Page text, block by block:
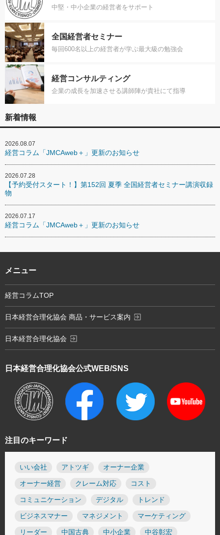
中堅・中小企業の経営者をサポート
全国経営者セミナー
毎回600名以上の経営者が学ぶ最大級の勉強会
経営コンサルティング
企業の成長を加速させる講師陣が貴社にて指導
新着情報
2026.08.07
経営コラム「JMCAweb＋」更新のお知らせ
2026.07.28
【予約受付スタート！】第152回 夏季 全国経営者セミナー講演収録
物
2026.07.17
経営コラム「JMCAweb＋」更新のお知らせ
注目のキーワード
いい会社 アトツギ オーナー企業
オーナー経営 クレーム対応 コスト
コミュニケーション デジタル トレンド
ビジネスマナー マネジメント マーケティング
リーダー 中国古典 中小企業 中谷彰宏
日本経営合理化協会公式WEB/SNS
メニュー
経営コラムTOP
日本経営合理化協会 商品・サービス案内 exit_to_app
日本経営合理化協会 exit_to_app